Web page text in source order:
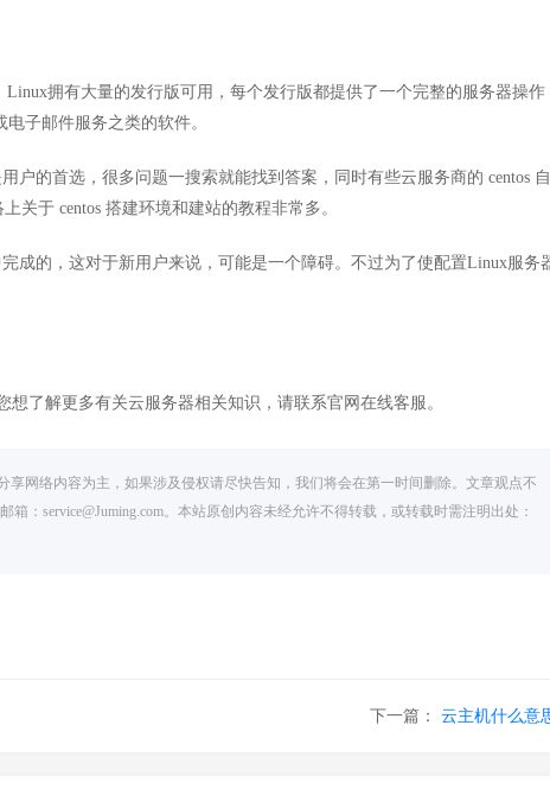
拥有大量的发行版可用，每个发行版都提供了一个完整的服务器操作
子邮件服务之类的软件。
的首选，很多问题一搜索就能找到答案，同时有些云服务商的 centos 自
关于 centos 搭建环境和建站的教程非常多。
的，这对于新用户来说，可能是一个障碍。不过为了使配置Linux服务
解更多有关云服务器相关知识，请联系官网在线客服。
网络内容为主，如果涉及侵权请尽快告知，我们将会在第一时间删除。文章观点不
：service@Juming.com。本站原创内容未经允许不得转载，或转载时需注明出处：
下一篇： 云主机什么意